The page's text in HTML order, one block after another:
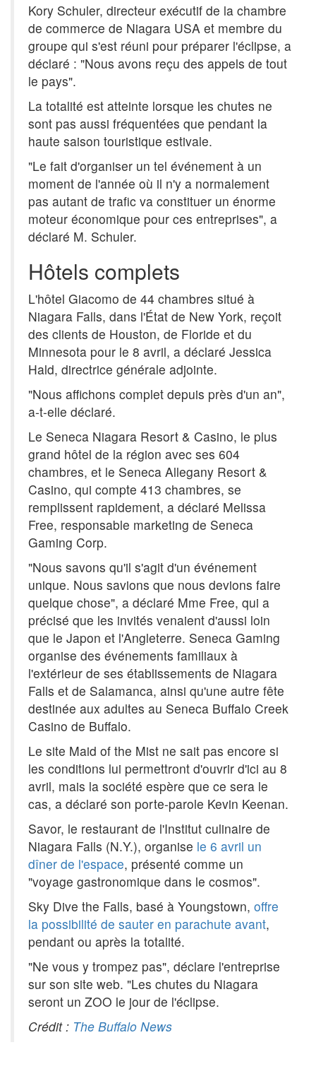
Kory Schuler, directeur exécutif de la chambre
de commerce de Niagara USA et membre du
groupe qui s'est réuni pour préparer l'éclipse, a
déclaré : "Nous avons reçu des appels de tout
le pays".
La totalité est atteinte lorsque les chutes ne
sont pas aussi fréquentées que pendant la
haute saison touristique estivale.
"Le fait d'organiser un tel événement à un
moment de l'année où il n'y a normalement
pas autant de trafic va constituer un énorme
moteur économique pour ces entreprises", a
déclaré M. Schuler.
Hôtels complets
L'hôtel Giacomo de 44 chambres situé à
Niagara Falls, dans l'État de New York, reçoit
des clients de Houston, de Floride et du
Minnesota pour le 8 avril, a déclaré Jessica
Hald, directrice générale adjointe.
"Nous affichons complet depuis près d'un an",
a-t-elle déclaré.
Le Seneca Niagara Resort & Casino, le plus
grand hôtel de la région avec ses 604
chambres, et le Seneca Allegany Resort &
Casino, qui compte 413 chambres, se
remplissent rapidement, a déclaré Melissa
Free, responsable marketing de Seneca
Gaming Corp.
"Nous savons qu'il s'agit d'un événement
unique. Nous savions que nous devions faire
quelque chose", a déclaré Mme Free, qui a
précisé que les invités venaient d'aussi loin
que le Japon et l'Angleterre. Seneca Gaming
organise des événements familiaux à
l'extérieur de ses établissements de Niagara
Falls et de Salamanca, ainsi qu'une autre fête
destinée aux adultes au Seneca Buffalo Creek
Casino de Buffalo.
Le site Maid of the Mist ne sait pas encore si
les conditions lui permettront d'ouvrir d'ici au 8
avril, mais la société espère que ce sera le
cas, a déclaré son porte-parole Kevin Keenan.
Savor, le restaurant de l'Institut culinaire de
Niagara Falls (N.Y.), organise le 6 avril un
dîner de l'espace, présenté comme un
"voyage gastronomique dans le cosmos".
Sky Dive the Falls, basé à Youngstown, offre
la possibilité de sauter en parachute avant,
pendant ou après la totalité.
"Ne vous y trompez pas", déclare l'entreprise
sur son site web. "Les chutes du Niagara
seront un ZOO le jour de l'éclipse.
Crédit : The Buffalo News